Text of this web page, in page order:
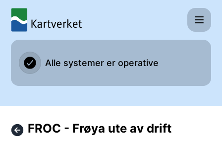
Kartverket - FROC - Frøya ute av drift – Hendelsesdetaljer
Alle systemer er operative
FROC - Frøya ute av drift